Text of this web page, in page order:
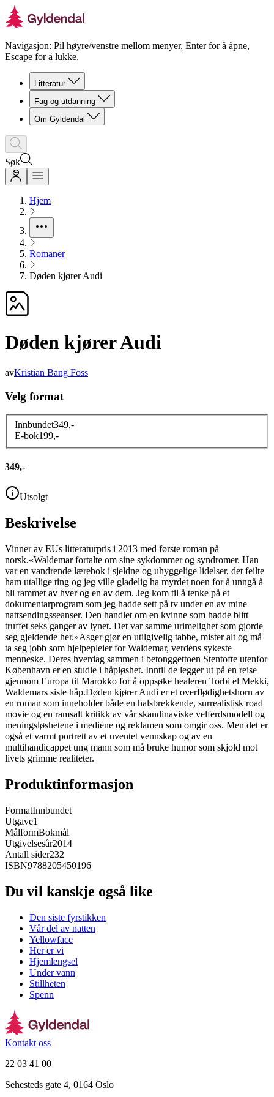
Navigasjon: Pil høyre/venstre mellom menyer, Enter for å åpne,
Escape for å lukke.
Litteratur
Fag og utdanning
Om Gyldendal
Søk
Hjem
Romaner
Døden kjører Audi
Døden kjører Audi
avKristian Bang Foss
Velg format
Innbundet349,-
E-bok199,-
349,-
Utsolgt
Beskrivelse
Vinner av EUs litteraturpris i 2013 med første roman på
norsk.«Waldemar fortalte om sine sykdommer og syndromer. Han
var en vandrende lærebok i sjeldne og uhyggelige lidelser, det feilte
ham utallige ting og jeg ville gladelig ha myrdet noen for å unngå å
bli rammet av hver og en av dem. Jeg kom til å tenke på et
dokumentarprogram som jeg hadde sett på tv under en av mine
nattsendingsseanser. Den handlet om en kvinne som hadde blitt
truffet seks ganger av lynet. Det var samme urimelighet som gjorde
seg gjeldende her.»Asger gjør en utilgivelig tabbe, mister alt og må
ta seg jobb som hjelpepleier for Waldemar, verdens sykeste
menneske. Deres hverdag sammen i betonggettoen Stentofte utenfor
København er en studie i håpløshet. Inntil de legger ut på en reise
gjennom Europa til Marokko for å oppsøke healeren Torbi el Mekki,
Waldemars siste håp.Døden kjører Audi er et overflødighetshorn av
en roman som inneholder både en halsbrekkende, surrealistisk road
movie og en ramsalt kritikk av vår skandinaviske velferdsmodell og
meningsløshetene i mediene og reklamen som omgir oss. Men det er
også et varmt portrett av et uventet vennskap og av en
multihandicappet ung mann som må bruke humor som skjold mot
livets grimme realiteter.
Produktinformasjon
FormatInnbundet
Utgave1
MålformBokmål
Utgivelsesår2014
Antall sider232
ISBN9788205450196
Du vil kanskje også like
Den siste fyrstikken
Vår del av natten
Yellowface
Her er vi
Hjemlengsel
Under vann
Stillheten
Spenn
Kontakt oss
22 03 41 00
Sehesteds gate 4, 0164 Oslo